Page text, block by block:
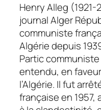
Henry Alleg
journal Alger
communiste
Algérie depuis
Partic
entendu, en
l’Algérie. Il fut
française en 1957,